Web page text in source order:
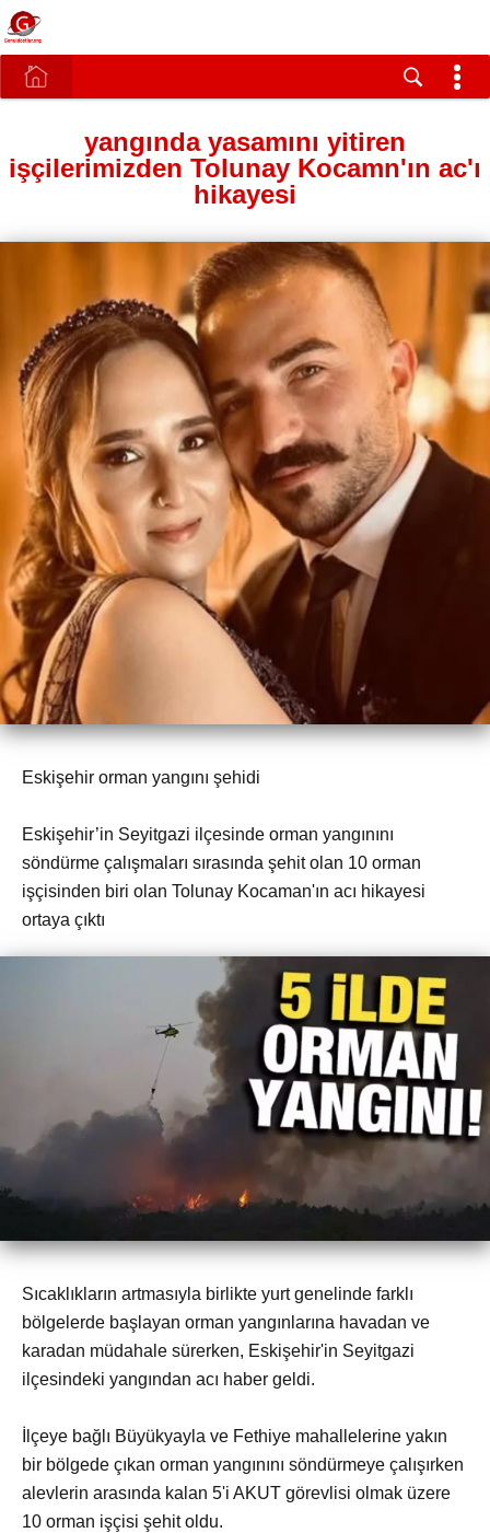
yangında yasamını yitiren
işçilerimizden Tolunay Kocamn'ın ac'ı
hikayesi
Eskişehir orman yangını şehidi
Eskişehir’in Seyitgazi ilçesinde orman yangınını
söndürme çalışmaları sırasında şehit olan 10 orman
işçisinden biri olan Tolunay Kocaman'ın acı hikayesi
ortaya çıktı
Sıcaklıkların artmasıyla birlikte yurt genelinde farklı
bölgelerde başlayan orman yangınlarına havadan ve
karadan müdahale sürerken, Eskişehir'in Seyitgazi
ilçesindeki yangından acı haber geldi.
İlçeye bağlı Büyükyayla ve Fethiye mahallelerine yakın
bir bölgede çıkan orman yangınını söndürmeye çalışırken
alevlerin arasında kalan 5'i AKUT görevlisi olmak üzere
10 orman işçisi şehit oldu.